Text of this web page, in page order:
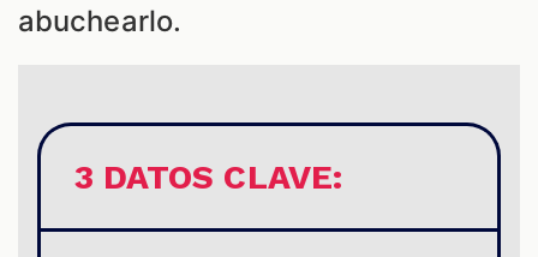
abuchearlo.
3 DATOS CLAVE: